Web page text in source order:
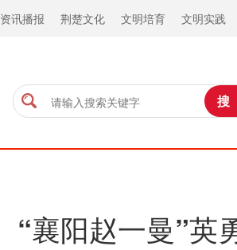
资讯播报 荆楚文化 文明培育 文明实践
“襄阳赵一曼”英